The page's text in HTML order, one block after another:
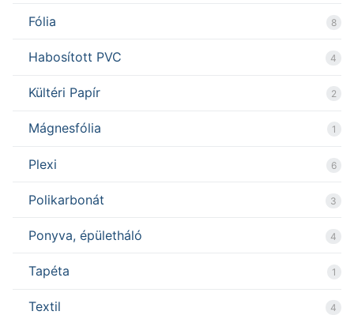
Fólia 8
Habosított PVC 4
Kültéri Papír 2
Mágnesfólia 1
Plexi 6
Polikarbonát 3
Ponyva, épületháló 4
Tapéta 1
Textil 4